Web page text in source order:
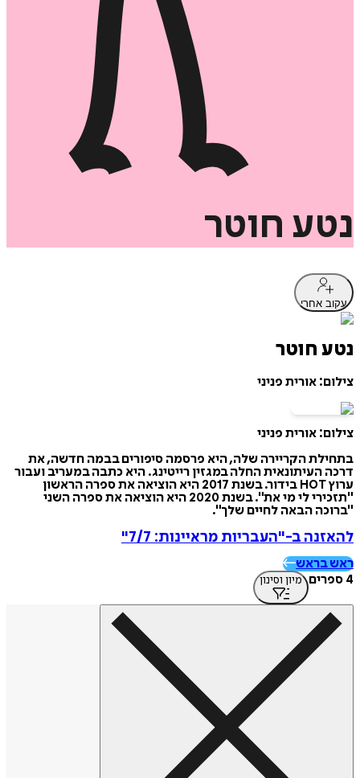
נטע חוטר
עקוב אחרי
נטע חוטר
צילום: אורית פניני
צילום: אורית פניני
בתחילת הקריירה שלה, היא פרסמה סיפורים בבמה חדשה, את
דרכה העיתונאית החלה במגזין רייטינג. היא כתבה במעריב ועבור
ערוץ HOT בידור. בשנת 2017 היא הוציאה את ספרה הראשון
"תזכירי לי מי את". בשנת 2020 היא הוציאה את ספרה השני
"ברוכה הבאה לחיים שלך".
להאזנה ב-"העבריות מראיינות: 7/7"
ראש בראש
4 ספרים
מיון וסינון